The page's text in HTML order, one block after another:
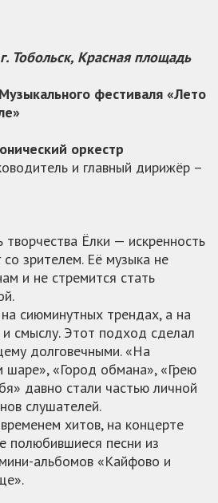
Тобольск, Красная площадь
фестиваля «Лето
оркестр
и главный дирижёр –
Ёлки — искренность
со зрителем. Её музыка не
и не стремится стать
сиюминутных трендах, а на
смыслу. Этот подход сделал
долговечными. «На
«Город обмана», «Грею
давно стали частью личной
слушателей.
хитов, на концерте
полюбившиеся песни из
альбомов «Кайфово и